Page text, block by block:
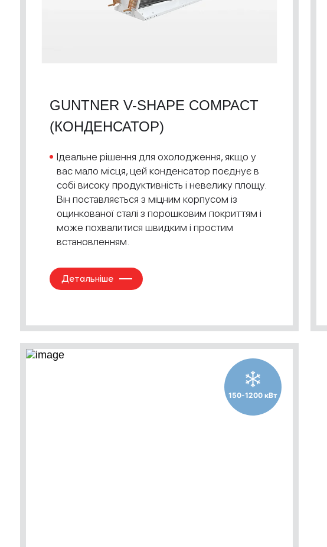
GUNTNER V-SHAPE COMPACT
(КОНДЕНСАТОР)
Ідеальне рішення для охолодження, якщо у
вас мало місця, цей конденсатор поєднує в
собі високу продуктивність і невелику площу.
Він поставляється з міцним корпусом із
оцинкованої сталі з порошковим покриттям і
може похвалитися швидким і простим
встановленням.
Детальніше
150-1200 кВт